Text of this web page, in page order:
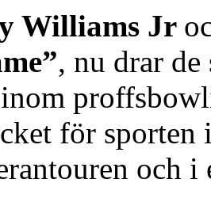
Williams Jr
, nu drar
för
och